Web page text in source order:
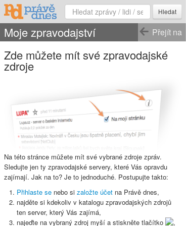
Hledat
Přejít na
Moje zpravodajství
Zde můžete mít své zpravodajské
zdroje
Na této stránce můžete mít své vybrané zdroje zpráv.
Sledujte jen ty zpravodajské servery, které Vás opravdu
zajímají. Jak na to? Je to jednoduché. Postupujte takto:
Přihlaste se nebo si založte účet na Právě dnes,
najděte si kdekoliv v katalogu zpravodajských zdrojů
ten server, který Vás zajímá,
najeďte na vybraný zdroj myší a stiskněte tlačítko ,